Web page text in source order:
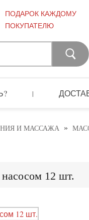
ПОДАРОК КАЖДОМУ
ПОКУПАТЕЛЮ
|
И МАССАЖА »
12 шт.